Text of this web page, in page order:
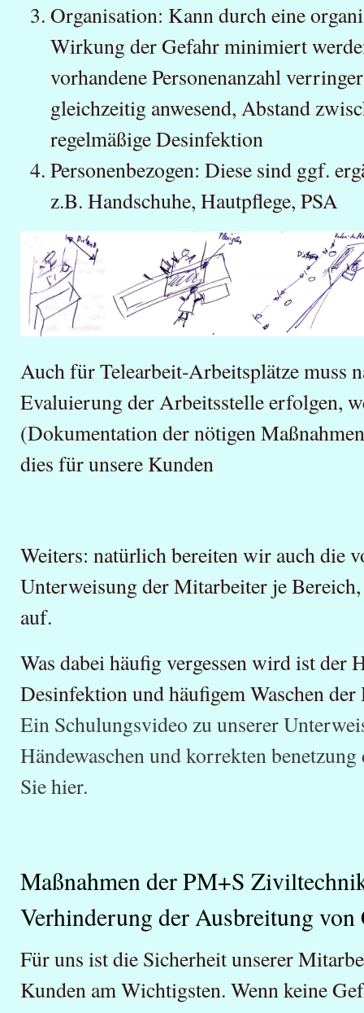
Organisation: Kann durch eine
Wirkung der Gefahr minimiert
vorhandene Personenanzahl
gleichzeitig anwesend, Abstand
regelmäßige Desinfektion
Personenbezogen: Diese sind ggf.
z.B. Handschuhe, Hautpflege, PSA
Auch für Telearbeit-Arbeitsplätze muss
Evaluierung der Arbeitsstelle erfolgen,
(Dokumentation der nötigen
dies für unsere Kunden
Weiters: natürlich bereiten wir auch die
Unterweisung der Mitarbeiter je
auf.
Was dabei häufig vergessen wird ist der
Desinfektion und häufigem Waschen der
Ein Schulungsvideo zu unserer
Händewaschen und korrekten
Sie hier.
Maßnahmen der PM+S
Verhinderung der Ausbreitung
Für uns ist die Sicherheit unserer
Kunden am Wichtigsten. Wenn keine